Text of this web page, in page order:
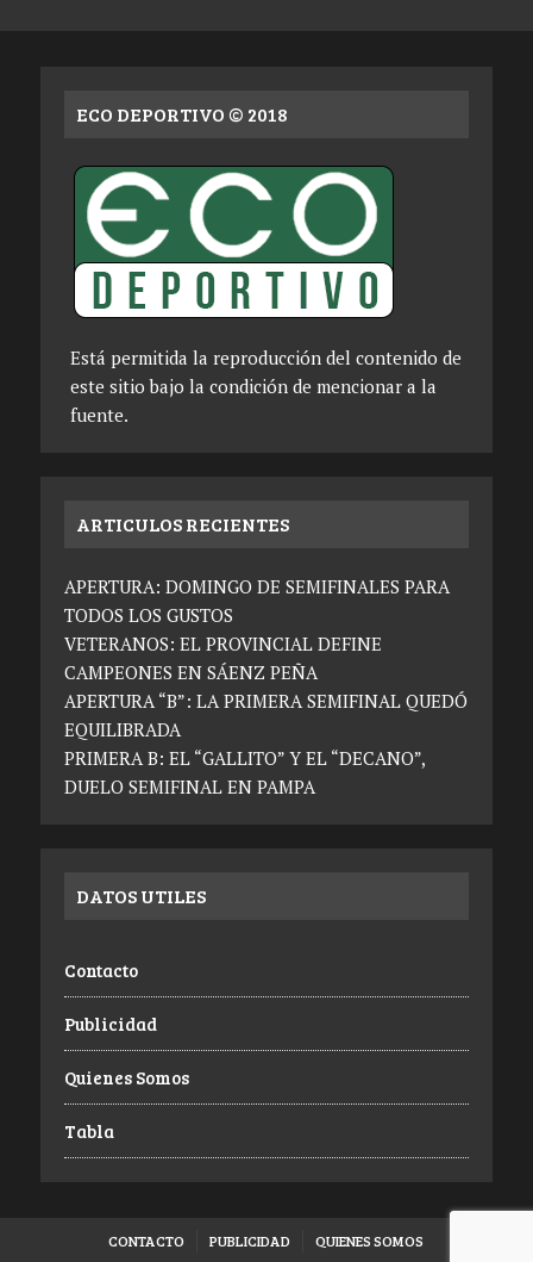
ECO DEPORTIVO © 2018
Está permitida la reproducción del contenido de
este sitio bajo la condición de mencionar a la
fuente.
ARTICULOS RECIENTES
APERTURA: DOMINGO DE SEMIFINALES PARA
TODOS LOS GUSTOS
VETERANOS: EL PROVINCIAL DEFINE
CAMPEONES EN SÁENZ PEÑA
APERTURA “B”: LA PRIMERA SEMIFINAL QUEDÓ
EQUILIBRADA
PRIMERA B: EL “GALLITO” Y EL “DECANO”,
DUELO SEMIFINAL EN PAMPA
DATOS UTILES
Contacto
Publicidad
Quienes Somos
Tabla
CONTACTO PUBLICIDAD QUIENES SOMOS